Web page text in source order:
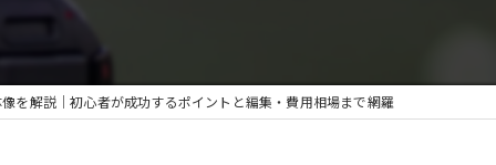
を解説｜初心者が成功するポイントと編集・費用相場まで網羅